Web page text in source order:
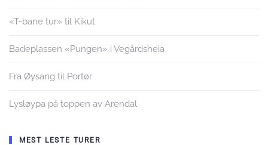
«T-bane tur» til Kikut
Badeplassen «Pungen» i Vegårdsheia
Fra Øysang til Portør
Lysløypa på toppen av Arendal
MEST LESTE TURER